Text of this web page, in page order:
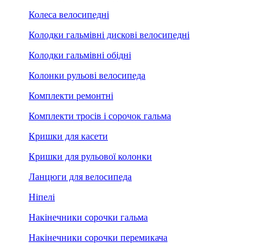
Колеса велосипедні
Колодки гальмівні дискові велосипедні
Колодки гальмівні обідні
Колонки рульові велосипеда
Комплекти ремонтні
Комплекти тросів і сорочок гальма
Кришки для касети
Кришки для рульової колонки
Ланцюги для велосипеда
Ніпелі
Накінечники сорочки гальма
Накінечники сорочки перемикача